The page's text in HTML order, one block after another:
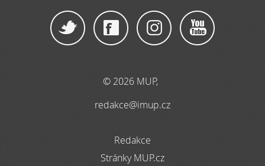
© 2026 MUP,
redakce@imup.cz
Redakce
Stránky MUP.cz